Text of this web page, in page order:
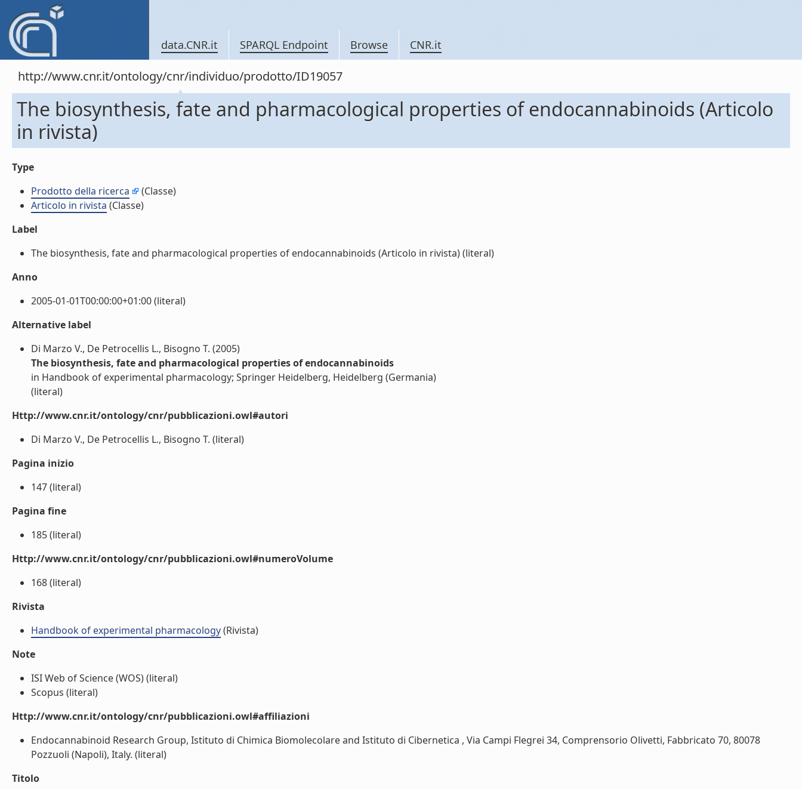
data.CNR.it SPARQL Endpoint Browse CNR.it
http://www.cnr.it/ontology/cnr/individuo/prodotto/ID19057
The biosynthesis, fate and pharmacological properties of endocannabinoids (Articolo
in rivista)
Type
Prodotto della ricerca
(Classe)
Articolo in rivista (Classe)
Label
The biosynthesis, fate and pharmacological properties of endocannabinoids (Articolo in rivista) (literal)
Anno
2005-01-01T00:00:00+01:00 (literal)
Alternative label
Di Marzo V., De Petrocellis L., Bisogno T. (2005)
The biosynthesis, fate and pharmacological properties of endocannabinoids
in Handbook of experimental pharmacology; Springer Heidelberg, Heidelberg (Germania)
(literal)
Http://www.cnr.it/ontology/cnr/pubblicazioni.owl#autori
Di Marzo V., De Petrocellis L., Bisogno T. (literal)
Pagina inizio
147 (literal)
Pagina fine
185 (literal)
Http://www.cnr.it/ontology/cnr/pubblicazioni.owl#numeroVolume
168 (literal)
Rivista
Handbook of experimental pharmacology(Rivista)
Note
ISI Web of Science (WOS) (literal)
Scopus (literal)
Http://www.cnr.it/ontology/cnr/pubblicazioni.owl#affiliazioni
Endocannabinoid Research Group, Istituto di Chimica Biomolecolare and Istituto di Cibernetica , Via Campi Flegrei 34, Comprensorio Olivetti, Fabbricato 70, 80078
Pozzuoli (Napoli), Italy. (literal)
Titolo